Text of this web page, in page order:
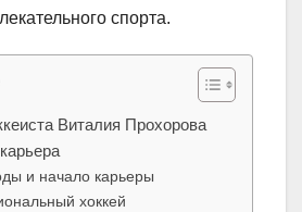
спорта.
Виталия Прохорова
и начало карьеры
хоккей